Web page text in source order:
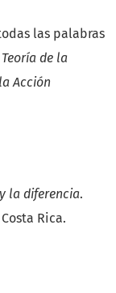
las palabras
Teoría de la
Acción
la diferencia.
Rica.